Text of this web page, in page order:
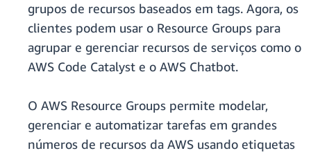
grupos de recursos baseados em tags. Agora, os
clientes podem usar o Resource Groups para
agrupar e gerenciar recursos de serviços como o
AWS Code Catalyst e o AWS Chatbot.
O AWS Resource Groups permite modelar,
gerenciar e automatizar tarefas em grandes
números de recursos da AWS usando etiquetas